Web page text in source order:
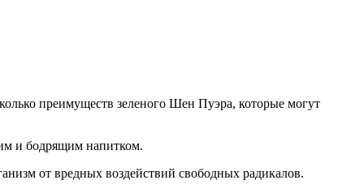
преимуществ зеленого Шен Пуэра, которые могут
и бодрящим напитком.
от вредных воздействий свободных радикалов.